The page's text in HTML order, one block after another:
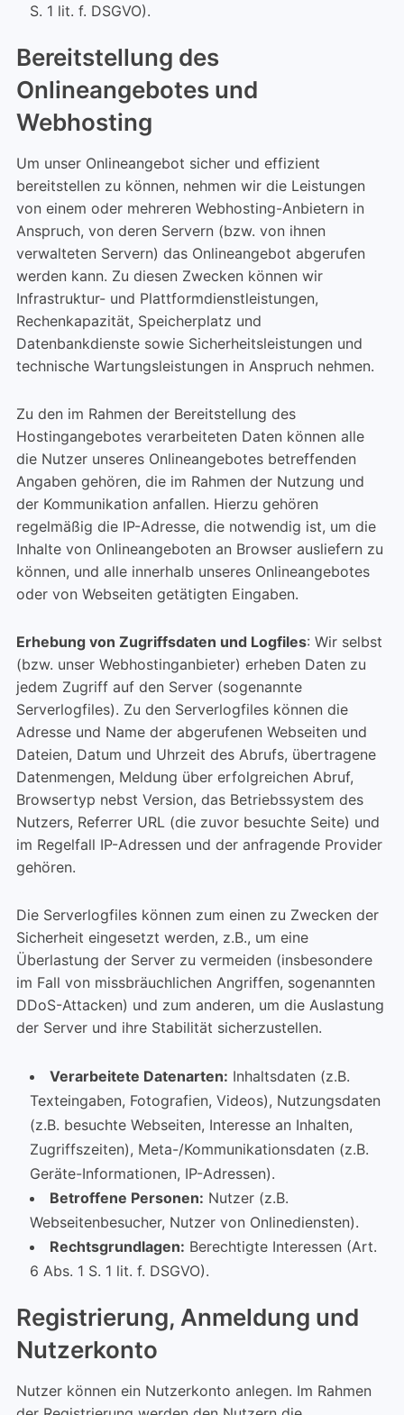
S. 1 lit. f. DSGVO).
Bereitstellung des
Onlineangebotes und
Webhosting
Um unser Onlineangebot sicher und effizient
bereitstellen zu können, nehmen wir die Leistungen
von einem oder mehreren Webhosting-Anbietern in
Anspruch, von deren Servern (bzw. von ihnen
verwalteten Servern) das Onlineangebot abgerufen
werden kann. Zu diesen Zwecken können wir
Infrastruktur- und Plattformdienstleistungen,
Rechenkapazität, Speicherplatz und
Datenbankdienste sowie Sicherheitsleistungen und
technische Wartungsleistungen in Anspruch nehmen.
Zu den im Rahmen der Bereitstellung des
Hostingangebotes verarbeiteten Daten können alle
die Nutzer unseres Onlineangebotes betreffenden
Angaben gehören, die im Rahmen der Nutzung und
der Kommunikation anfallen. Hierzu gehören
regelmäßig die IP-Adresse, die notwendig ist, um die
Inhalte von Onlineangeboten an Browser ausliefern zu
können, und alle innerhalb unseres Onlineangebotes
oder von Webseiten getätigten Eingaben.
Erhebung von Zugriffsdaten und Logfiles: Wir selbst
(bzw. unser Webhostinganbieter) erheben Daten zu
jedem Zugriff auf den Server (sogenannte
Serverlogfiles). Zu den Serverlogfiles können die
Adresse und Name der abgerufenen Webseiten und
Dateien, Datum und Uhrzeit des Abrufs, übertragene
Datenmengen, Meldung über erfolgreichen Abruf,
Browsertyp nebst Version, das Betriebssystem des
Nutzers, Referrer URL (die zuvor besuchte Seite) und
im Regelfall IP-Adressen und der anfragende Provider
gehören.
Die Serverlogfiles können zum einen zu Zwecken der
Sicherheit eingesetzt werden, z.B., um eine
Überlastung der Server zu vermeiden (insbesondere
im Fall von missbräuchlichen Angriffen, sogenannten
DDoS-Attacken) und zum anderen, um die Auslastung
der Server und ihre Stabilität sicherzustellen.
Verarbeitete Datenarten: Inhaltsdaten (z.B.
Texteingaben, Fotografien, Videos), Nutzungsdaten
(z.B. besuchte Webseiten, Interesse an Inhalten,
Zugriffszeiten), Meta-/Kommunikationsdaten (z.B.
Geräte-Informationen, IP-Adressen).
Betroffene Personen: Nutzer (z.B.
Webseitenbesucher, Nutzer von Onlinediensten).
Rechtsgrundlagen: Berechtigte Interessen (Art.
6 Abs. 1 S. 1 lit. f. DSGVO).
Registrierung, Anmeldung und
Nutzerkonto
Nutzer können ein Nutzerkonto anlegen. Im Rahmen